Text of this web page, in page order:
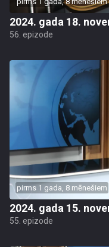
2024. gada 18.
56. epizode
pirms 1 gada, 8 mēnešiem
2024. gada 15.
55. epizode